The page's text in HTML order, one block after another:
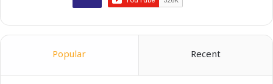
Popular Recent